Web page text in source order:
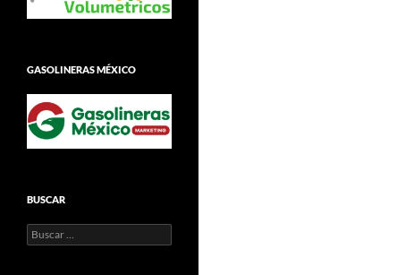
GASOLINERAS MÉXICO
BUSCAR
Buscar: